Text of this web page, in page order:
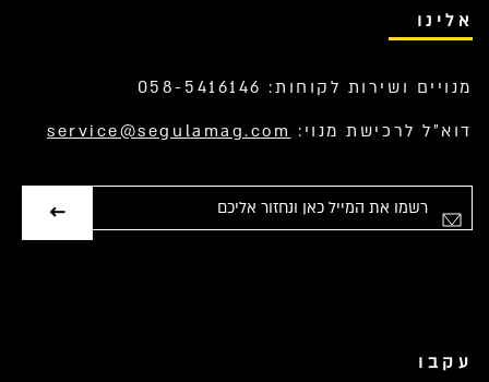
אלינו
מנויים ושירות לקוחות: 058-5416146
דוא”ל לרכישת מנוי: service@segulamag.com
עקבו